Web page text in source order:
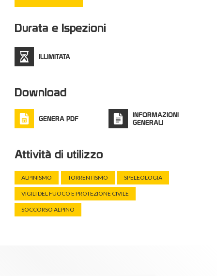
Durata e Ispezioni
ILLIMITATA
Download
GENERA PDF
INFORMAZIONI
GENERALI
Attività di utilizzo
ALPINISMO TORRENTISMO SPELEOLOGIA
VIGILI DEL FUOCO E PROTEZIONE CIVILE
SOCCORSO ALPINO